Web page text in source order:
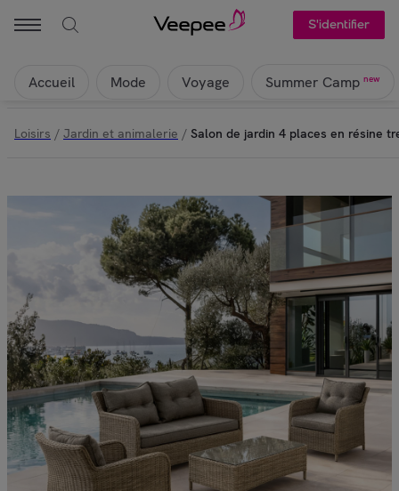
S'identifier
Accueil Mode Voyage Summer Camp new
Loisirs / Jardin et animalerie / Salon de jardin 4 places en résine